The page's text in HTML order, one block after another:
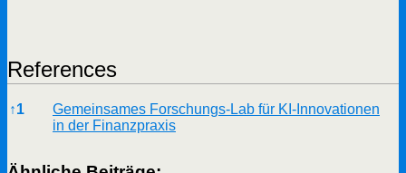
Refe­ren­ces
Refe­ren­ces
↑1
Gemein­sa­mes For­schungs-Lab für KI-Inno­va­tio­nen
in der Finanzpraxis